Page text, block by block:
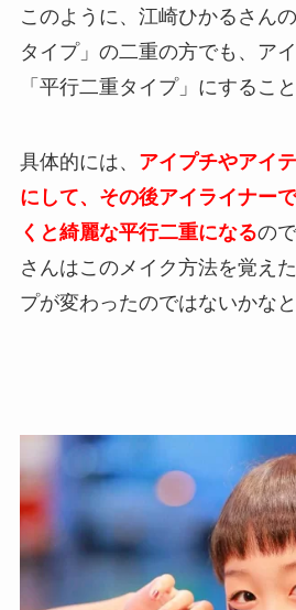
このように、江崎ひかるさん
タイプ」の二重の方でも、ア
「平行二重タイプ」にするこ
具体的には、 アイプチやアイ
にして、その後アイライナー
くと綺麗な平行二重になるの
さんはこのメイク方法を覚え
プが変わったのではないかなと